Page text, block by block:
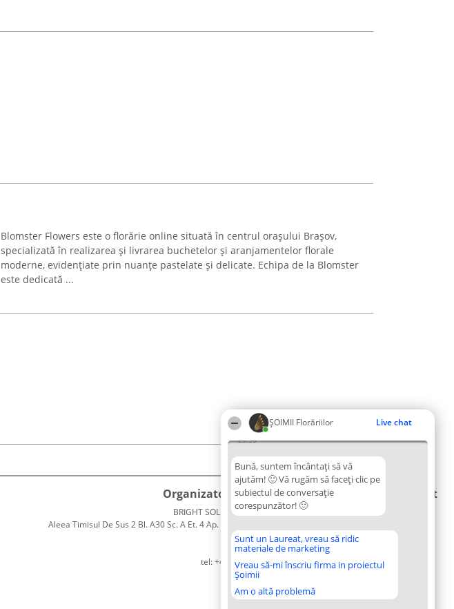
ȘOIMII Florăriilor Live chat
20:50
Bună, suntem încântați să vă
ajutăm! 🙂 Vă rugăm să faceți clic pe
subiectul de conversație
corespunzător! 🙂
Sunt un Laureat, vreau să ridic
materiale de marketing
Vreau să-mi înscriu firma in proiectul
Șoimii
Am o altă problemă
Blomster Flowers este o florărie online situată în centrul orașului Brașov,
specializată în realizarea și livrarea buchetelor și aranjamentelor florale
moderne, evidențiate prin nuanțe pastelate și delicate. Echipa de la Blomster
este dedicată ...
Organizator Ranking
BRIGHT SOLUTIONS BR SRL
Aleea Timisul De Sus 2 Bl. A30 Sc. A Et. 4 Ap. 13 Cod 061952
București
CUI 36737675
tel: +40 770 990 492
Plebiscyt
Tuturor
Laureaților
Reguli
confidențialitate
Contact